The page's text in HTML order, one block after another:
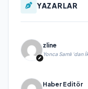
YAZARLAR
zline
Yonca Samlı ‘dan
Haber Editör